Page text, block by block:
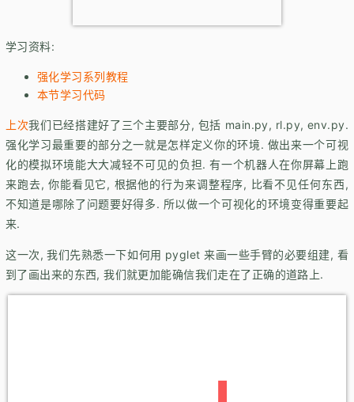
学习资料:
强化学习系列教程
本节学习代码
上次我们已经搭建好了三个主要部分, 包括 main.py, rl.py, env.py.
强化学习最重要的部分之一就是怎样定义你的环境. 做出来一个可视
化的模拟环境能大大减轻不可见的负担. 有一个机器人在你屏幕上跑
来跑去, 你能看见它, 根据他的行为来调整程序, 比看不见任何东西,
不知道是哪除了问题要好得多. 所以做一个可视化的环境变得重要起
来.
这一次, 我们先熟悉一下如何用 pyglet 来画一些手臂的必要组建, 看
到了画出来的东西, 我们就更加能确信我们走在了正确的道路上.